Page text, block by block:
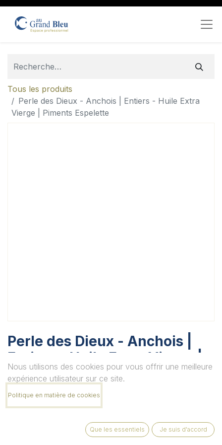
Tous les produits
Perle des Dieux - Anchois | Entiers - Huile Extra
Vierge | Piments Espelette
Perle des Dieux - Anchois |
Entiers - Huile Extra Vierge |
Piments Espelette
Unité
Nous utilisons des cookies pour vous offrir une meilleure
expérience utilisateur sur ce site.
Politique en matière de cookies
Que les essentiels Je suis d'accord